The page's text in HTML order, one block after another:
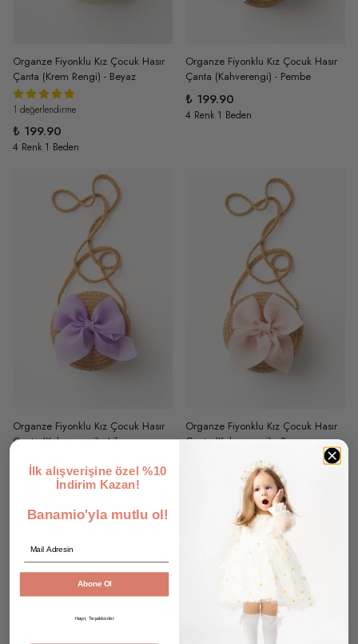
Organze Fiyonklu Kız Çocuk Hasır
Çanta (Krem Rengi) - Beyaz
1 değerlendirme
₺ 199.90
4 Renk 1 Beden
Organze Fiyonklu Kız Çocuk Hasır
Çanta (Kahverengi) - Pembe
₺ 199.90
4 Renk 1 Beden
Organze Fiyonklu Kız Çocuk Hasır
Çanta (Kahverengi) - Lila
₺ 199.90
4 Renk 1 Beden
Organze Fiyonklu Kız Çocuk Hasır
Çanta (Kahverengi) - Somon
4 Renk 1 Beden
İlk alışverişine özel %10
İndirim Kazan!
Banamio'yla mutlu ol!
Abone Ol
Hayır, Teşekkürler